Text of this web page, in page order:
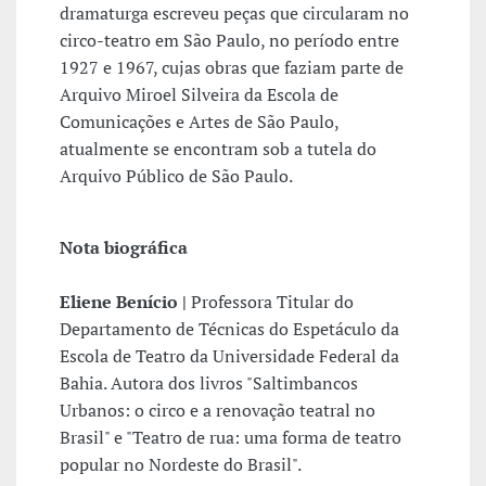
dramaturga escreveu peças que circularam no
circo-teatro em São Paulo, no período entre
1927 e 1967, cujas obras que faziam parte de
Arquivo Miroel Silveira da Escola de
Comunicações e Artes de São Paulo,
atualmente se encontram sob a tutela do
Arquivo Público de São Paulo.
Nota biográfica
Eliene Benício | Professora Titular do
Departamento de Técnicas do Espetáculo da
Escola de Teatro da Universidade Federal da
Bahia. Autora dos livros "Saltimbancos
Urbanos: o circo e a renovação teatral no
Brasil" e "Teatro de rua: uma forma de teatro
popular no Nordeste do Brasil".